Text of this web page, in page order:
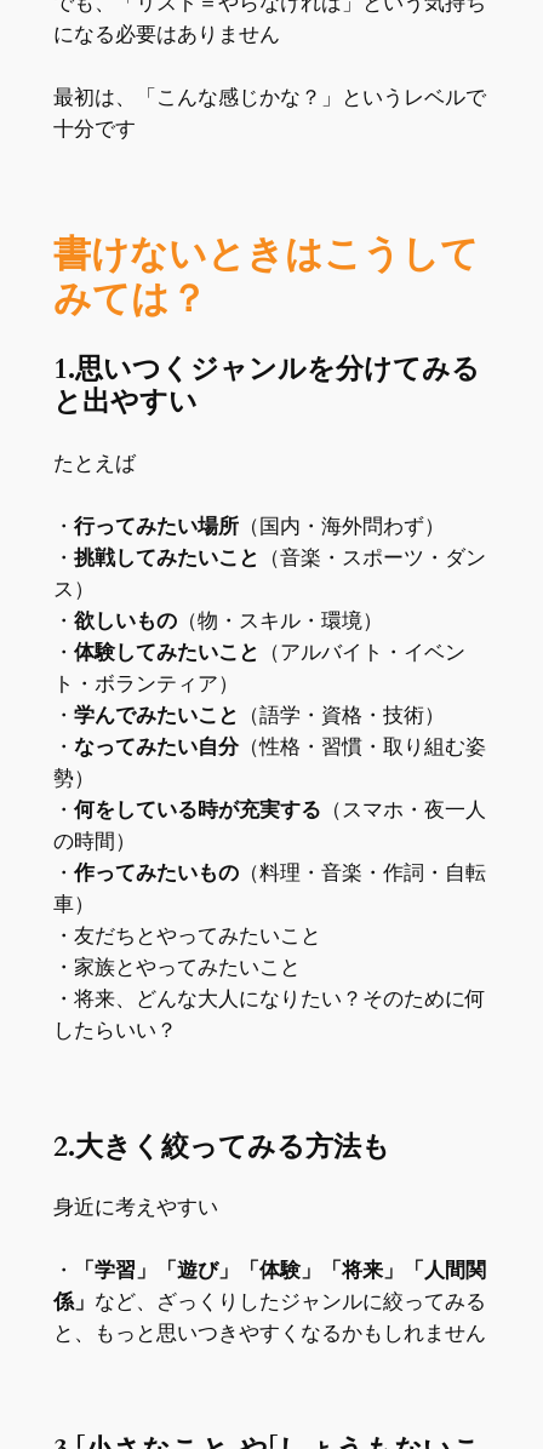
になる必要はありません
最初は、「こんな感じかな？」というレベルで
十分です
書けないときはこうして
みては？
1.思いつくジャンルを分けてみる
と出やすい
たとえば
・ 行ってみたい場所（国内・海外問わず）
・ 挑戦してみたいこと （音楽・スポーツ・ダン
ス）
・ 欲しいもの（物・スキル・環境）
・ 体験してみたいこと （アルバイト・イベン
ト・ボランティア）
・ 学んでみたいこと （語学・資格・技術）
・ なってみたい自分（性格・習慣・取り組む姿
勢）
・ 何をしている時が充実する （スマホ・夜一人
の時間）
・ 作ってみたいもの（料理・音楽・作詞・自転
車）
・友だちとやってみたいこと
・家族とやってみたいこと
・将来、どんな大人になりたい？そのために何
したらいい？
2.大きく絞ってみる方法も
身近に考えやすい
・
「学習」「遊び」「体験」「将来」「人間関
係」 など、ざっくりしたジャンルに絞ってみる
と、もっと思いつきやすくなるかもしれません